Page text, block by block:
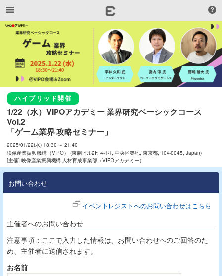
ハイブリッド開催
1/22（水）VIPOアカデミー 業界研究ベーシックコース
Vol.2
「ゲーム業界 攻略セミナー」
2025/01/22(水) 18:30 ～ 21:40
映像産業振興機構（VIPO） (東劇ビル2F, 4-1-1, 中央区築地, 東京都, 104-0045, Japan)
[主催] 映像産業振興機構 人材育成事業部（VIPOアカデミー）
お問い合わせ
イベントレジストへのお問い合わせはこちら
主催者へのお問い合わせ
注意事項：ここで入力した情報は、お問い合わせへのご回答のた
め、主催者に送信されます。
お名前